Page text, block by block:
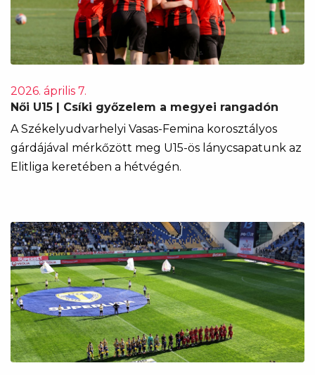
2026. április 7.
Női U15 | Csíki győzelem a megyei rangadón
A Székelyudvarhelyi Vasas-Femina korosztályos
gárdájával mérkőzött meg U15-ös lánycsapatunk az
Elitliga keretében a hétvégén.